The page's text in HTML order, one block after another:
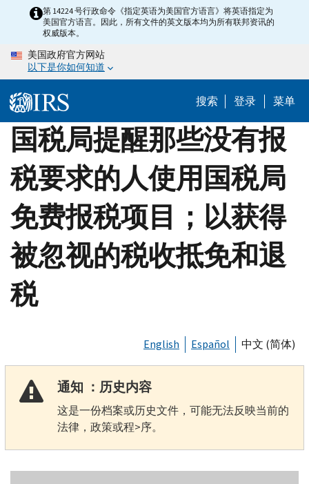
content
第 14224 号行政命令《指定英语为美国官方语言》将英语指定为
美国官方语言。因此，所有文件的英文版本均为所有联邦资讯的
权威版本。
美国政府官方网站
以下是你如何知道
搜索 登录 菜单
国税局提醒那些没有报
税要求的人使用国税局
免费报税项目；以获得
被忽视的税收抵免和退
税
English Español 中文 (简体)
通知 ：历史内容
这是一份档案或历史文件，可能无法反映当前的
法律，政策或程>序。